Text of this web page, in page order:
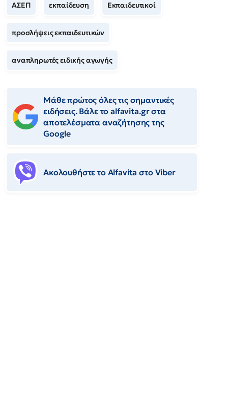
ΑΣΕΠ εκπαίδευση Εκπαιδευτικοί
προσλήψεις εκπαιδευτικών
αναπληρωτές ειδικής αγωγής
Μάθε πρώτος όλες τις σημαντικές
ειδήσεις. Βάλε το alfavita.gr στα
αποτελέσματα αναζήτησης της
Google
Ακολουθήστε το Αlfavita στο Viber